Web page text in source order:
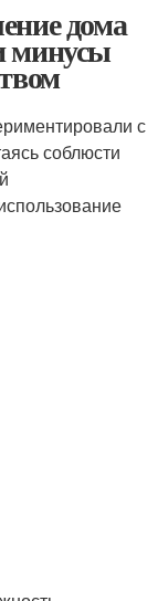
дома
минусы
с
соблюсти